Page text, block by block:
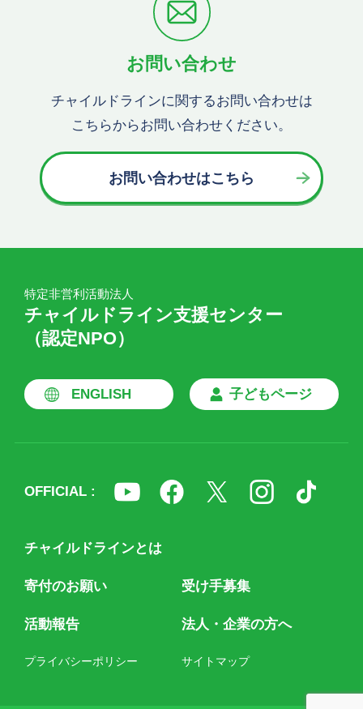
お問い合わせ
チャイルドラインに関するお問い合わせは
こちらからお問い合わせください。
お問い合わせはこちら
特定非営利活動法人
チャイルドライン支援センター
（認定NPO）
ENGLISH 子どもページ
OFFICIAL :
チャイルドラインとは
寄付のお願い 受け手募集
活動報告 法人・企業の方へ
プライバシーポリシー サイトマップ